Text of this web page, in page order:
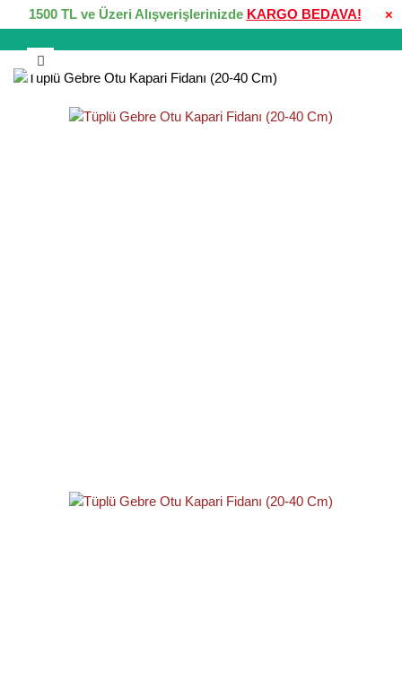
×
1500 TL ve Üzeri Alışverişlerinizde KARGO BEDAVA!